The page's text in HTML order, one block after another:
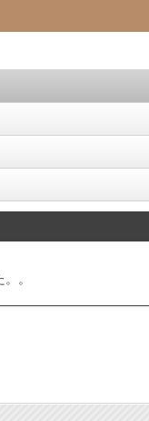
。